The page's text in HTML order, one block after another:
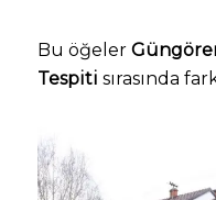
Bu öğeler
Tespiti sırasında